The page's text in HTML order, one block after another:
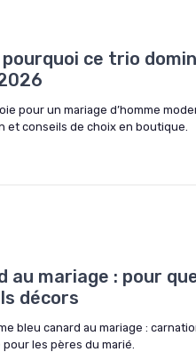
ce trio
pour un mariage d’homme
et conseils de choix en boutique.
au mariage : pour
décors
bleu canard au mariage :
les pères du marié.